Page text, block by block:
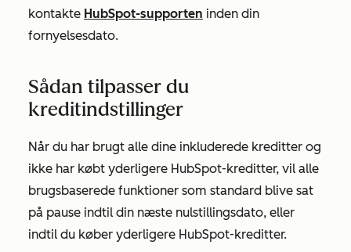
kontakte HubSpot-supporten inden din
fornyelsesdato.
Sådan tilpasser du
kreditindstillinger
Når du har brugt alle dine inkluderede kreditter og
ikke har købt yderligere HubSpot-kreditter, vil alle
brugsbaserede funktioner som standard blive sat
på pause indtil din næste nulstillingsdato, eller
indtil du køber yderligere HubSpot-kreditter.